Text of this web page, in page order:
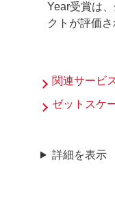
Year受賞は
クトが評価さ
関連サービ
ゼットスケ
詳細を表示